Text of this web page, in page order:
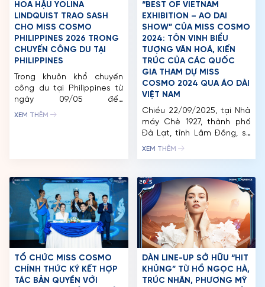
TRANG CHỦ
MCO
CUỘC THI
TIN TỨC & THƯ VIỆN
ĐỐI TÁC
FAQ
HOA HẬU YOLINA
LINDQUIST TRAO SASH
CHO MISS COSMO
PHILIPPINES 2026 TRONG
CHUYẾN CÔNG DU TẠI
PHILIPPINES
Trong khuôn khổ chuyến
công du tại Philippines từ
ngày 09/05 đến
12/05/2026, Top 2 Miss
sash cho tân Miss Cosmo
Philippines 2026 – Bella
Ysmael. Đồng hành trong
hành trình […]
XEM THÊM
“BEST OF VIETNAM
EXHIBITION – AO DAI
SHOW” CỦA MISS COSMO
2024: TÔN VINH BIỂU
TƯỢNG VĂN HOÁ, KIẾN
TRÚC CỦA CÁC QUỐC
GIA THAM DỰ MISS
COSMO 2024 QUA ÁO DÀI
VIỆT NAM
Chiều 22/09/2025, tại Nhà
máy Chè 1927, thành phố
Đà Lạt, tỉnh Lâm Đồng, sự
kiện “Best Of Vietnam
của tất cả thí sinh Miss
Cosmo 2024. Chương trình
được phối hợp tổ chức bởi
tổ chức Miss Cosmo và The
Beauty Of […]
XEM THÊM
TỔ CHỨC MISS COSMO
CHÍNH THỨC KÝ KẾT HỢP
TÁC BẢN QUYỀN VỚI
DÀN LINE-UP SỞ HỮU “HIT
KHỦNG” TỪ HỒ NGỌC HÀ,
TRÚC NHÂN, PHƯƠNG MỸ